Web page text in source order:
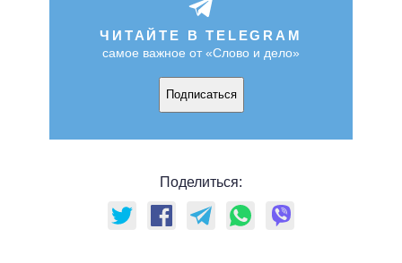
ЧИТАЙТЕ В TELEGRAM
самое важное от «Слово и дело»
Подписаться
Поделиться: